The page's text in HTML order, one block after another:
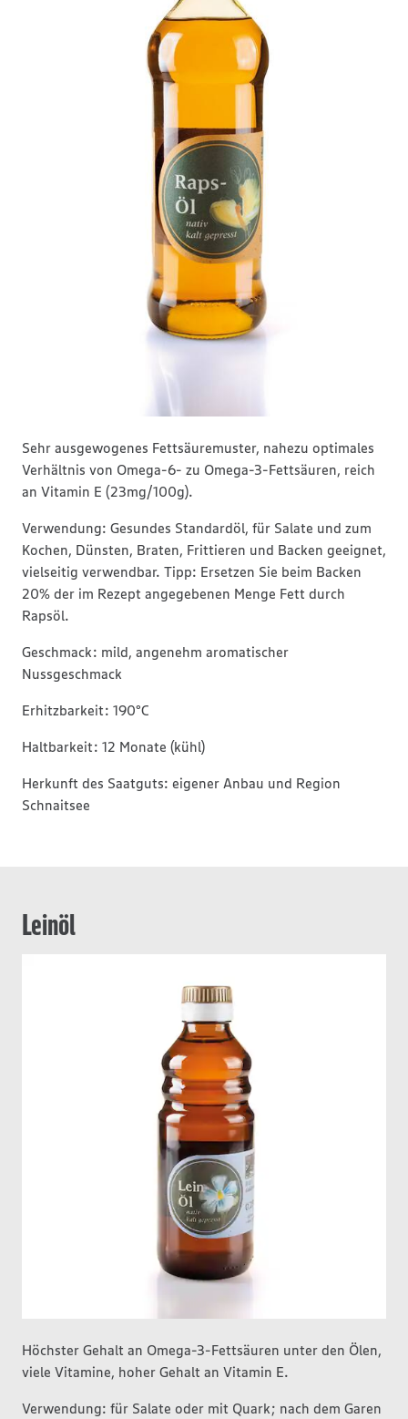
Sehr ausgewogenes Fettsäuremuster, nahezu optimales
Verhältnis von Omega-6- zu Omega-3-Fettsäuren, reich
an Vitamin E (23mg/100g).
Verwendung: Gesundes Standardöl, für Salate und zum
Kochen, Dünsten, Braten, Frittieren und Backen geeignet,
vielseitig verwendbar. Tipp: Ersetzen Sie beim Backen
20% der im Rezept angegebenen Menge Fett durch
Rapsöl.
Geschmack: mild, angenehm aromatischer
Nussgeschmack
Erhitzbarkeit: 190°C
Haltbarkeit: 12 Monate (kühl)
Herkunft des Saatguts: eigener Anbau und Region
Schnaitsee
Leinöl
Höchster Gehalt an Omega-3-Fettsäuren unter den Ölen,
viele Vitamine, hoher Gehalt an Vitamin E.
Verwendung: für Salate oder mit Quark; nach dem Garen